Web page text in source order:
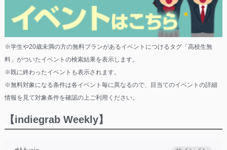
※学生や20歳未満の方の無料プランがあるイベントにつけるタグ「高校生無
料」がついたイベントの検索結果を表示します。
※既に終わったイベントも表示されます。
※無料対象になる条件は各イベント毎に異なるので、目当てのイベントの詳細
情報を見て対象条件を確認の上ご利用ください。
【indiegrab Weekly】